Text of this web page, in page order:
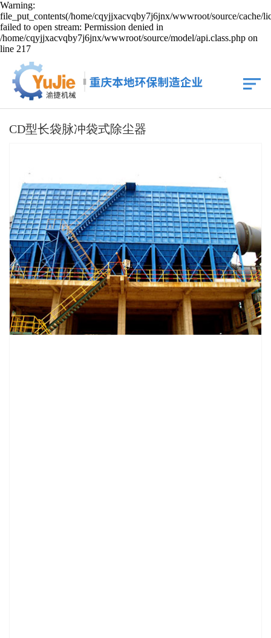
Warning:
file_put_contents(/home/cqyjjxacvqby7j6jnx/wwwroot/source/cache/
failed to open stream: Permission denied in
/home/cqyjjxacvqby7j6jnx/wwwroot/source/model/api.class.php on
line 217
CD型长袋脉冲袋式除尘器